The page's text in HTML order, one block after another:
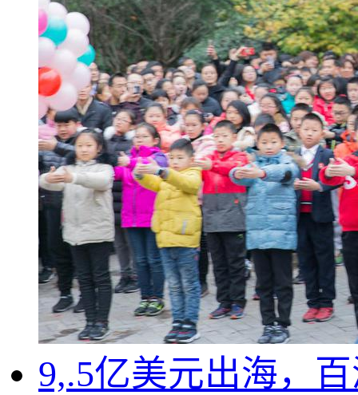
9,.5亿美元出海，